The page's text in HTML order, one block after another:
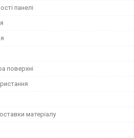
панелі
поверхні
матеріалу